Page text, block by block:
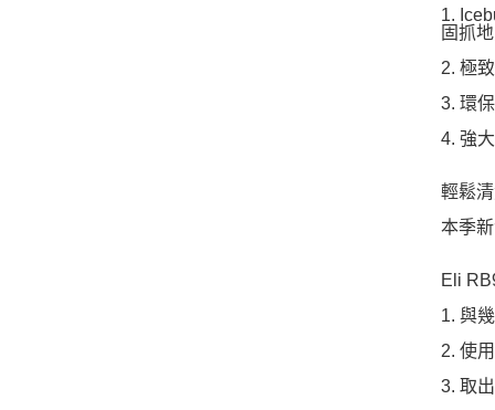
1.
固抓
2. 極
3. 環
4. 強
輕鬆
本季
Eli
1. 與
2. 使
3. 取